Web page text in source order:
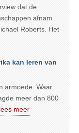
dat de
afnam
Roberts. Het
kan leren van
armoede. Waar
meer dan 800
meer